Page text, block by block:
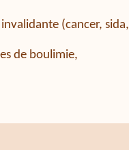
(cancer, sida,
de boulimie,